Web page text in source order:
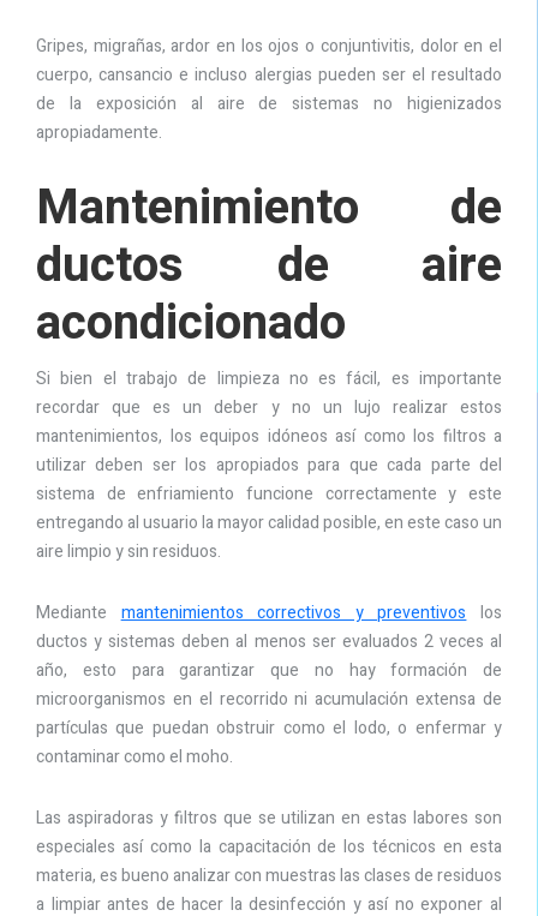
Gripes, migrañas, ardor en los ojos o conjuntivitis, dolor en el
cuerpo, cansancio e incluso alergias pueden ser el resultado
de la exposición al aire de sistemas no higienizados
apropiadamente.
Mantenimiento de
ductos de aire
acondicionado
Si bien el trabajo de limpieza no es fácil, es importante
recordar que es un deber y no un lujo realizar estos
mantenimientos, los equipos idóneos así como los filtros a
utilizar deben ser los apropiados para que cada parte del
sistema de enfriamiento funcione correctamente y este
entregando al usuario la mayor calidad posible, en este caso un
aire limpio y sin residuos.
Mediante mantenimientos correctivos y preventivos los
ductos y sistemas deben al menos ser evaluados 2 veces al
año, esto para garantizar que no hay formación de
microorganismos en el recorrido ni acumulación extensa de
partículas que puedan obstruir como el lodo, o enfermar y
contaminar como el moho.
Las aspiradoras y filtros que se utilizan en estas labores son
especiales así como la capacitación de los técnicos en esta
materia, es bueno analizar con muestras las clases de residuos
a limpiar antes de hacer la desinfección y así no exponer al